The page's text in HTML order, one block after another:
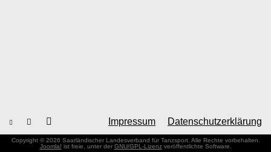
Impressum Datenschutzerklärung
Copyright © 2026 Saarländischer Landesverband für Tanzsport. Alle Rechte vorbehalten.
Joomla! ist freie, unter der GNU/GPL-Lizenzveröffentlichte Software.